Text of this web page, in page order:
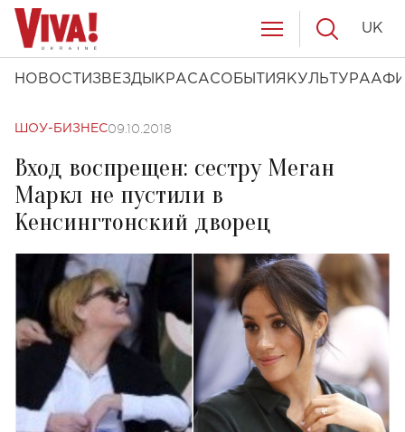
НОВОСТИ ЗВЕЗДЫ КРАСАСОБЫТИЯ КУЛЬТУРА
UK
ШОУ-БИЗНЕС09.10.2018
Вход воспрещен: сестру Меган
Маркл не пустили в
Кенсингтонский дворец